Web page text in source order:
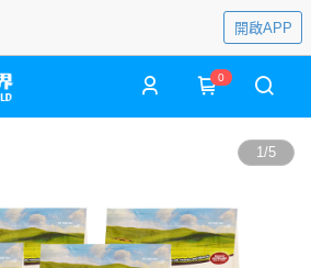
開啟APP
0
1/5